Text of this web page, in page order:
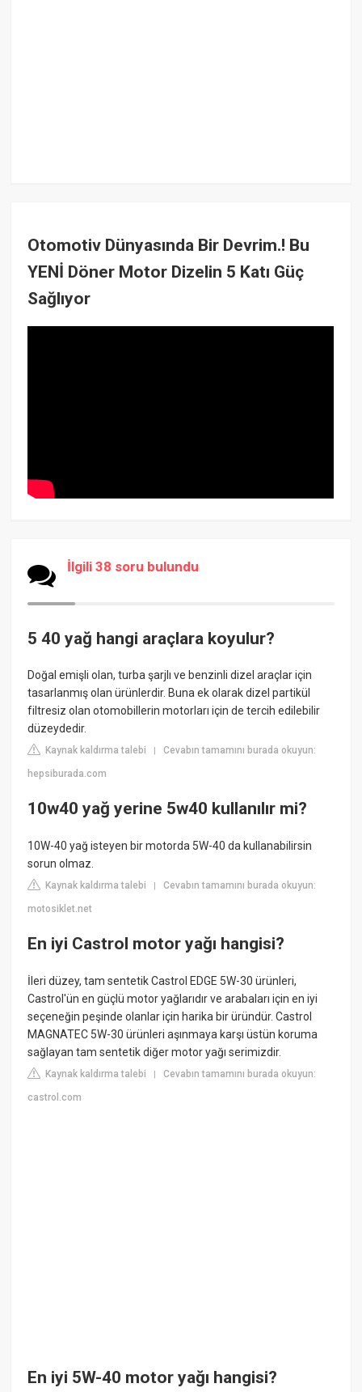
Otomotiv Dünyasında Bir Devrim.! Bu
YENİ Döner Motor Dizelin 5 Katı Güç
Sağlıyor
İlgili 38 soru bulundu
5 40 yağ hangi araçlara koyulur?
Doğal emişli olan, turba şarjlı ve benzinli dizel araçlar için
tasarlanmış olan ürünlerdir. Buna ek olarak dizel partikül
filtresiz olan otomobillerin motorları için de tercih edilebilir
düzeydedir.
Kaynak kaldırma talebi |Cevabın tamamını burada okuyun:
hepsiburada.com
10w40 yağ yerine 5w40 kullanılır mi?
10W-40 yağ isteyen bir motorda 5W-40 da kullanabilirsin
sorun olmaz.
Kaynak kaldırma talebi |Cevabın tamamını burada okuyun:
motosiklet.net
En iyi Castrol motor yağı hangisi?
İleri düzey, tam sentetik Castrol EDGE 5W-30 ürünleri,
Castrol'ün en güçlü motor yağlarıdır ve arabaları için en iyi
seçeneğin peşinde olanlar için harika bir üründür. Castrol
MAGNATEC 5W-30 ürünleri aşınmaya karşı üstün koruma
sağlayan tam sentetik diğer motor yağı serimizdir.
Kaynak kaldırma talebi |Cevabın tamamını burada okuyun:
castrol.com
En iyi 5W-40 motor yağı hangisi?